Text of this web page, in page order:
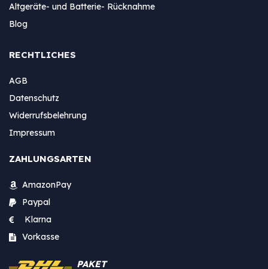
Altgeräte- und Batterie- Rücknahme
Blog
RECHTLICHES
AGB
Datenschutz
Widerrufsbelehrung
Impressum
ZAHLUNGSARTEN
AmazonPay
Paypal
Klarna
Vorkasse
PAKET